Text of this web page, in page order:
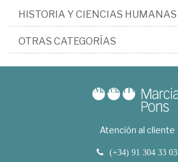
HISTORIA Y CIENCIAS HUMANAS
OTRAS CATEGORÍAS
Atención al cliente
(+34) 91 304 33 03